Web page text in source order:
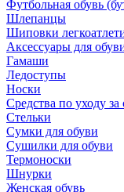
Футбольная обувь
Шлепанцы
Шиповки
Аксессуары для
Гамаши
Ледоступы
Носки
Средства по уходу
Стельки
Сумки для обуви
Сушилки для обуви
Термоноски
Шнурки
Женская обувь